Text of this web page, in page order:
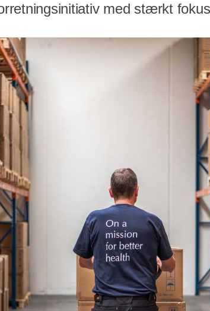
med stærkt